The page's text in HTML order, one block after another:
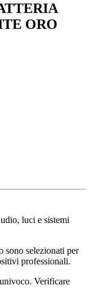
ORO
luci e sistemi
sono selezionati per
professionali.
Verificare